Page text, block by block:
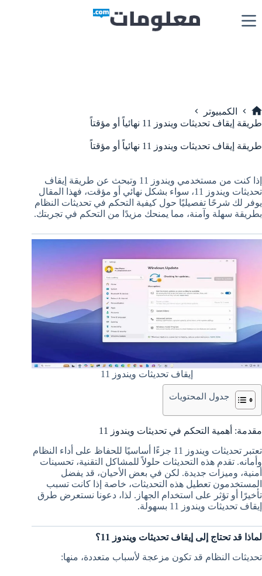
إلى
المحتوى
الرئيسية
الكمبيوتر
طريقة إيقاف تحديثات ويندوز 11 نهائياً أو مؤقتاً
طريقة إيقاف تحديثات ويندوز 11 نهائياً أو مؤقتاً
إذا كنت من مستخدمي ويندوز 11 وتبحث عن طريقة إيقاف
تحديثات ويندوز 11، سواء بشكل نهائي أو مؤقت، فهذا المقال
يوفر لك شرحًا تفصيليًا حول كيفية التحكم في تحديثات النظام
بطريقة سهلة وآمنة، مما يمنحك مزيدًا من التحكم في تجربتك.
إيقاف تحديثات ويندوز 11
جدول المحتويات
مقدمة: أهمية التحكم في تحديثات ويندوز 11
تعتبر تحديثات ويندوز 11 جزءًا أساسيًا للحفاظ على أداء النظام
وأمانه. تقدم هذه التحديثات حلولاً للمشاكل التقنية، تحسينات
أمنية، وميزات جديدة. لكن في بعض الأحيان، قد يفضل
المستخدمون تعطيل هذه التحديثات، خاصة إذا كانت تسبب
تأخيرًا أو تؤثر على استخدام الجهاز. لذا، دعونا نستعرض طرق
إيقاف تحديثات ويندوز 11 بسهولة.
لماذا قد تحتاج إلى إيقاف تحديثات ويندوز 11؟
تحديثات النظام قد تكون مزعجة لأسباب متعددة، منها: